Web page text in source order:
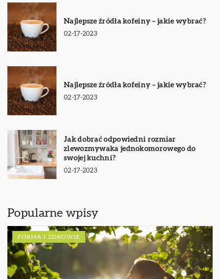
Najlepsze źródła kofeiny – jakie wybrać?
02-17-2023
Najlepsze źródła kofeiny – jakie wybrać?
02-17-2023
Jak dobrać odpowiedni rozmiar
zlewozmywaka jednokomorowego do
swojej kuchni?
02-17-2023
Popularne wpisy
FORMA I ZDROWIE